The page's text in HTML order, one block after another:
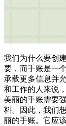
我们为什么要创
要，而手账是一
承载更多信息并
和工作的人来说
美丽的手账需要
料。因此，我们
丽的手账。它应